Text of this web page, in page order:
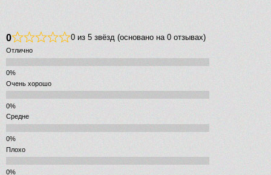
0 0 из 5 звёзд (основано на 0 отзывах)
Отлично
Очень хорошо
Средне
Плохо